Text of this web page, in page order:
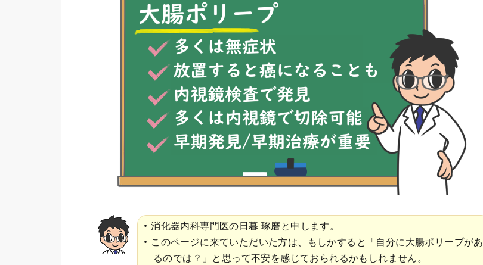
消化器内科専門医の日暮 琢磨と申します。
このページに来ていただいた方は、もしかすると「自分に大腸ポリープがあ
るのでは？」と思って不安を感じておられるかもしれません。